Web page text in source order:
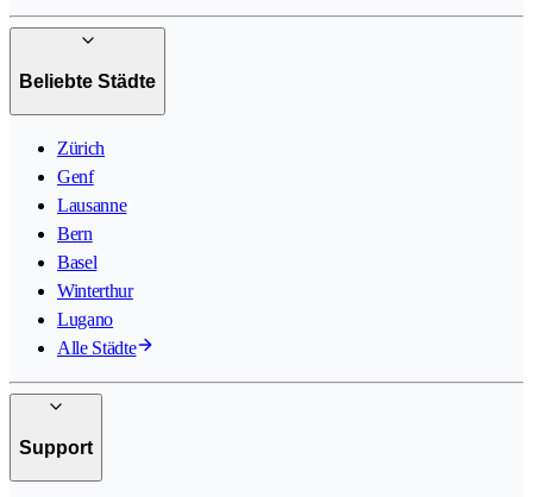
Beliebte Städte
Zürich
Genf
Lausanne
Bern
Basel
Winterthur
Lugano
Alle Städte
Support